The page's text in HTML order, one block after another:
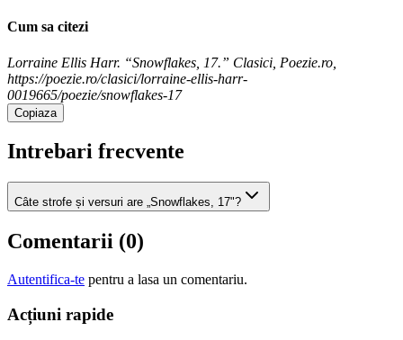
Cum sa citezi
Lorraine Ellis Harr. “Snowflakes, 17.” Clasici, Poezie.ro,
https://poezie.ro/clasici/lorraine-ellis-harr-
0019665/poezie/snowflakes-17
Copiaza
Intrebari frecvente
Câte strofe și versuri are „Snowflakes, 17"?
Comentarii (0)
Autentifica-te pentru a lasa un comentariu.
Acțiuni rapide